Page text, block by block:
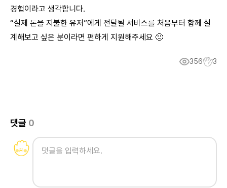
경험이라고 생각합니다.
“실제 돈을 지불한 유저”에게 전달될 서비스를 처음부터 함께 설
계해보고 싶은 분이라면 편하게 지원해주세요 🙂
356 3
댓글 0